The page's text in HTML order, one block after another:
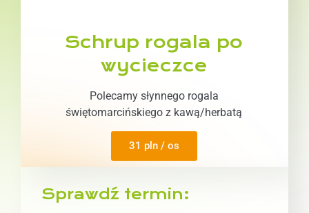
Schrup rogala po
wycieczce
Polecamy słynnego rogala
świętomarcińskiego z kawą/herbatą
31 pln / os
Sprawdź termin: